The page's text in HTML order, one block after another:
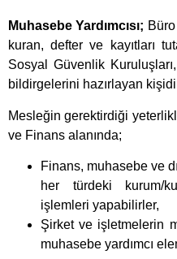
Muhasebe Yardımcısı;
kuran, defter ve kayıtları
Sosyal Güvenlik
bildirgelerini hazırlayan
Mesleğin gerektirdiği
ve Finans alanında;
Finans, muhasebe ve
her türdeki kurum/
işlemleri yapabilirler,
Şirket ve işletmelerin
muhasebe yardımcı